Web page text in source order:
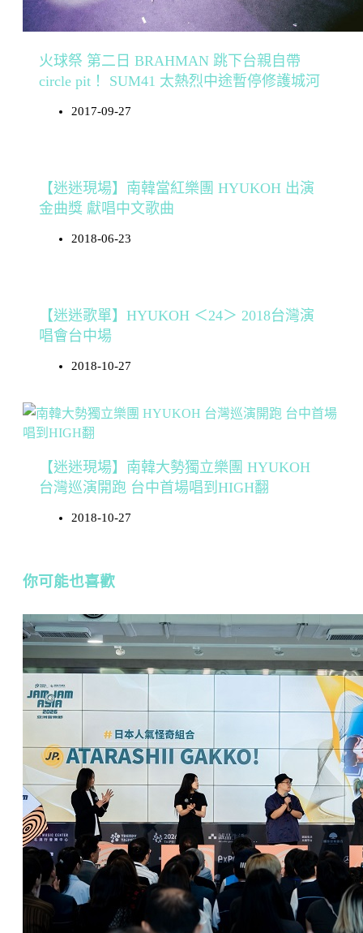
火球祭 第二日 BRAHMAN 跳下台親自帶
circle pit！ SUM41 太熱烈中途暫停修護城河
2017-09-27
【迷迷現場】南韓當紅樂團 HYUKOH 出演
金曲獎 獻唱中文歌曲
2018-06-23
【迷迷歌單】HYUKOH ＜24＞ 2018台灣演
唱會台中場
2018-10-27
【迷迷現場】南韓大勢獨立樂團 HYUKOH
台灣巡演開跑 台中首場唱到HIGH翻
2018-10-27
你可能也喜歡